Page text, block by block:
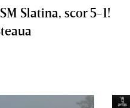
Slatina, scor 5-1!